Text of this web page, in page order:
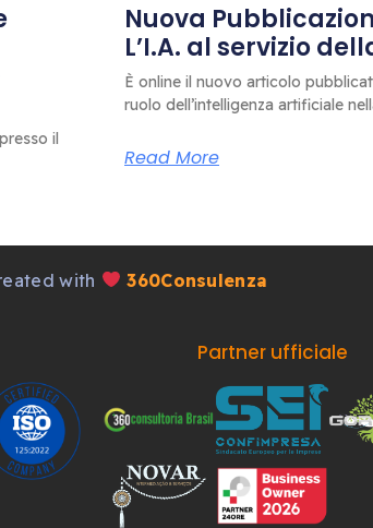
il
Nuova
L’I.A. al servizio
È online il nuovo articolo
ruolo dell’intelligenza artificiale
Read More
with 360Consulenza
Partner ufficiale